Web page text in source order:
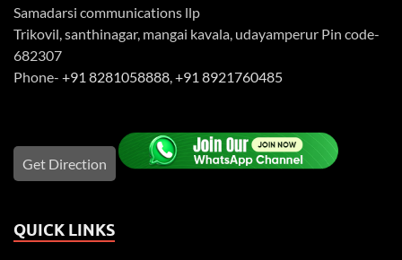
Samadarsi communications llp
Trikovil, santhinagar, mangai kavala, udayamperur Pin code-
682307
Phone- +91 8281058888,+91 8921760485
Get Direction
QUICK LINKS